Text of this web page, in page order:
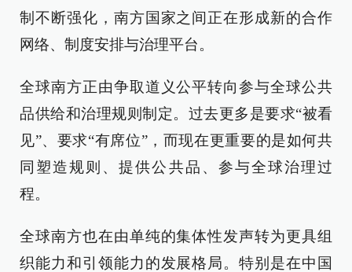
制不断强化，南方国家之间正在形成新的合作
网络、制度安排与治理平台。
全球南方正由争取道义公平转向参与全球公共
品供给和治理规则制定。过去更多是要求“被看
见”、要求“有席位”，而现在更重要的是如何共
同塑造规则、提供公共品、参与全球治理过
程。
全球南方也在由单纯的集体性发声转为更具组
织能力和引领能力的发展格局。特别是在中国